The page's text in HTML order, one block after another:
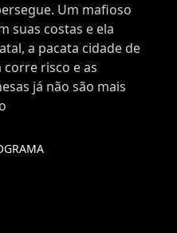
Um mafioso
suas costas e ela
a pacata cidade de
corre risco e as
já não são mais